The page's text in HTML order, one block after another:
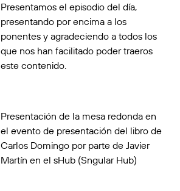
Presentamos el episodio del día,
presentando por encima a los
ponentes y agradeciendo a todos los
que nos han facilitado poder traeros
este contenido.
Presentación de la mesa redonda en
el evento de presentación del libro de
Carlos Domingo por parte de Javier
Martín en el sHub (Sngular Hub)